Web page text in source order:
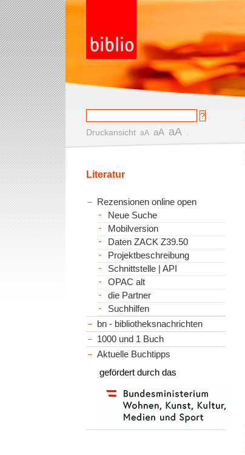
Druckansicht aA aA aA
Literatur
Rezensionen online open
Neue Suche
Mobilversion
Daten ZACK Z39.50
Projektbeschreibung
Schnittstelle | API
OPAC alt
die Partner
Suchhilfen
bn - bibliotheksnachrichten
1000 und 1 Buch
Aktuelle Buchtipps
gefördert durch das